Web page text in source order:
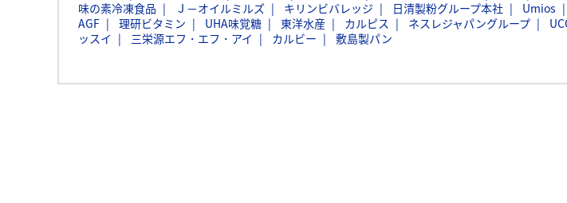
味の素冷凍食品
Ｊ－オイルミルズ キリンビバレッジ 日清製粉グループ本社 Umios
AGF
理研ビタミン UHA味覚糖 東洋水産 カルピス ネスレジャパングループ
ッスイ
三栄源エフ・エフ・アイ カルビー 敷島製パン